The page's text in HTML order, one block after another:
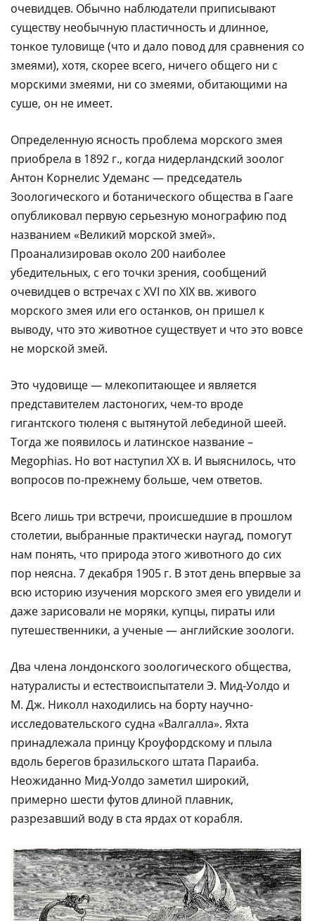
очевидцев. Обычно наблюдатели приписывают
существу необычную пластичность и длинное,
тонкое туловище (что и дало повод для сравнения со
змеями), хотя, скорее всего, ничего общего ни с
морскими змеями, ни со змеями, обитающими на
суше, он не имеет.
Определенную ясность проблема морского змея
приобрела в 1892 г., когда нидерландский зоолог
Антон Корнелис Удеманс — председатель
Зоологического и ботанического общества в Гааге
опубликовал первую серьезную монографию под
названием «Великий морской змей».
Проанализировав около 200 наиболее
убедительных, с его точки зрения, сообщений
очевидцев о встречах с XVI по XIX вв. живого
морского змея или его останков, он пришел к
выводу, что это животное существует и что это вовсе
не морской змей.
Это чудовище — млекопитающее и является
представителем ластоногих, чем-то вроде
гигантского тюленя с вытянутой лебединой шеей.
Тогда же появилось и латинское название –
Megophias. Hо вот наступил ХХ в. И выяснилось, что
вопросов по-прежнему больше, чем ответов.
Всего лишь три встречи, происшедшие в прошлом
столетии, выбранные практически наугад, помогут
нам понять, что природа этого животного до сих
пор неясна. 7 декабря 1905 г. В этот день впервые за
всю историю изучения морского змея его увидели и
даже зарисовали не моряки, купцы, пираты или
путешественники, а ученые — английские зоологи.
Два члена лондонского зоологического общества,
натуралисты и естествоиспытатели Э. Мид-Уолдо и
М. Дж. Hиколл находились на борту научно-
исследовательского судна «Валгалла». Яхта
принадлежала принцу Кроуфордскому и плыла
вдоль берегов бразильского штата Параиба.
Hеожиданно Мид-Уолдо заметил широкий,
примерно шести футов длиной плавник,
разрезавший воду в ста ярдах от корабля.